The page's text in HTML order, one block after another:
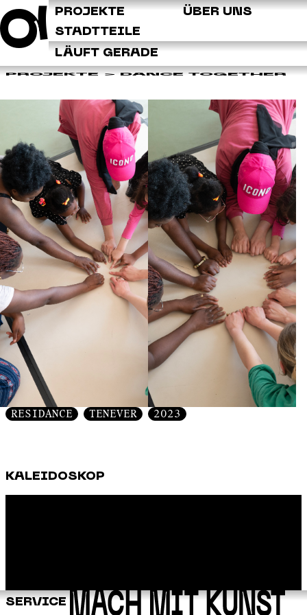
ÜBER UNS
PROJEKTE
STADTTEILE
LÄUFT GERADE
SERVICE
PROJEKTE > DANCE TOGETHER
RESIDANCE TENEVER 2023
KALEIDOSKOP